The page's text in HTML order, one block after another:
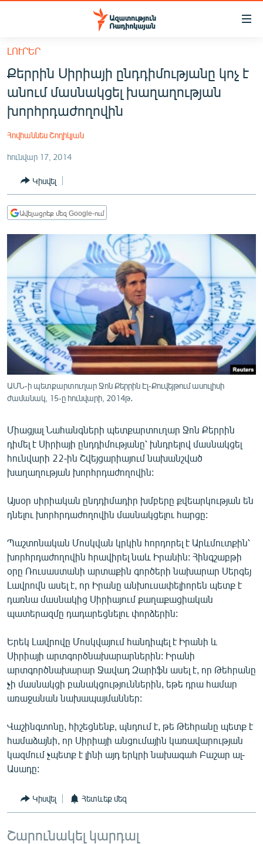
Մատչելիության
հիմնական
բովանդակությանը
Անցնել
հիմնական
մենյուին
ՀԱՅԱՍՏԱՆ
ՔԱՂԱՔԱԿԱՆ
ՏՆՏԵՍՈՒԹՅՈՒՆ
ՂԱՐԱԲԱՂ
ՏԱՐԱԾԱՇՐՋԱՆ
ՄԻՋԱԶԳԱՅԻՆ
ՄՇԱԿՈՒՅԹ
ՍՊՈՐՏ
ՄԵԿՆԱԲԱՆՈՒԹՅՈՒՆ
ՏՏ ԵՒ ԻՆՏԵՐՆԵՏ
ԱՐԽԻՎ
ԲԱՆԱՎԵՃ
ՁԳՏԵԼՈՎ ԼԱՎԱԳՈՒՅՆԻՆ
Հայերեն
English
Русский
ՀԵՏԵՎԵՔ ՄԵԶ
«Ազատության» բոլոր կայքերը
ԼՈՒՐԵՐ
Քերրին Սիրիայի ընդդիմությանը կոչ է
անում մասնակցել խաղաղության
խորհրդաժողովին
Հովհաննես Շողիկյան
հունվար 17, 2014
Կիսվել
Ավելացրեք մեզ Google-ում
ԱՄՆ-ի պետքարտուղար Ջոն Քերրին Էլ-Քուվեյթում ասուլիսի
ժամանակ, 15-ը հունվարի, 2014թ․
Միացյալ Նահանգների պետքարտուղար Ջոն Քերրին
դիմել է Սիրիայի ընդդիմությանը՝ խնդրելով մասնակցել
հունվարի 22-ին Շվեյցարիայում նախանշված
խաղաղության խորհրդաժողովին:
Այսօր սիրիական ընդդիմադիր խմբերը քվեարկության են
դնելու խորհրդաժողովին մասնակցելու հարցը:
Պաշտոնական Մոսկվան կրկին հորդորել է Արևմուտքին՝
խորհրդաժողովին հրավիրել նաև Իրանին: Հինգշաբթի
օրը Ռուսաստանի արտաքին գործերի նախարար Սերգեյ
Լավրովն ասել է, որ Իրանը անխուսափելիորեն պետք է
դառնա մասնակից Սիրիայում քաղաքացիական
պատերազմը դադարեցնելու փորձերին:
Երեկ Լավրովը Մոսկվայում հանդիպել է Իրանի և
Սիրիայի արտգործնախարարներին: Իրանի
արտգործնախարար Ջավադ Զարիֆն ասել է, որ Թեհրանը
չի մասնակցի բանակցություններին, եթե դրա համար
առաջանան նախապայմաններ:
Վաշինգտոնը, հիշեցնենք, պնդում է, թե Թեհրանը պետք է
համաձայնի, որ Սիրիայի անցումային կառավարության
կազմում չպետք է լինի այդ երկրի նախագահ Բաշար ալ-
Ասադը:
Կիսվել Հետևեք մեզ
Շարունակել կարդալ